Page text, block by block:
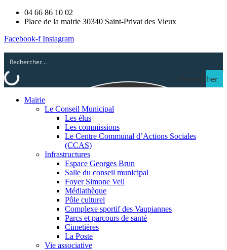
04 66 86 10 02
Place de la mairie 30340 Saint-Privat des Vieux
Facebook-f Instagram
Rechercher
Mairie
Le Conseil Municipal
Les élus
Les commissions
Le Centre Communal d’Actions Sociales
(CCAS)
Infrastructures
Espace Georges Brun
Salle du conseil municipal
Foyer Simone Veil
Médiathèque
Pôle culturel
Complexe sportif des Vaupiannes
Parcs et parcours de santé
Cimetières
La Poste
Vie associative